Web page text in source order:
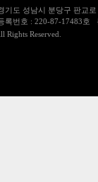
기도 성남시 분당구 판교
록번호 : 220-87-17483
Reserved.